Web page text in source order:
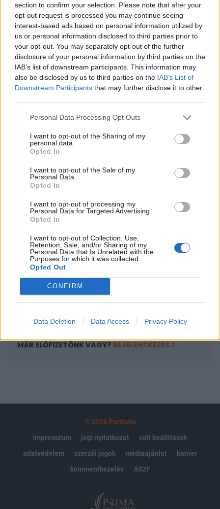
section to confirm your selection. Please note that after your
opt-out request is processed you may continue seeing
interest-based ads based on personal information utilized by
us or personal information disclosed to third parties prior to
your opt-out. You may separately opt-out of the further
disclosure of your personal information by third parties on the
IAB’s list of downstream participants. This information may
also be disclosed by us to third parties on the IAB’s List of
Downstream Participants that may further disclose it to other
Personal Data Processing Opt Outs
I want to opt-out of the Sharing of my
personal data.
Opted In
I want to opt-out of the Sale of my
Personal Data.
Opted In
I want to opt-out of processing my
Personal Data for Targeted Advertising.
Opted In
I want to opt-out of Collection, Use,
Retention, Sale, and/or Sharing of my
Personal Data that Is Unrelated with the
Purposes for which it was collected.
Opted Out
CONFIRM
Data Deletion Data Access Privacy Policy
A kínai milliárdosok körében nem túl gyakori,
hogy jachtokat vásárolnak, annál szívesebben
fektetnek viszont jachtgyártó cégekbe. A világ
vezető jachtgyártó cégei közül idén kettő került
kínai kézbe.
Újabb és újabb szektorokban szereznek jelentős befolyást
ingatlanfejlesztő például nyáron szerezte meg a brit
Sunseeker egyébként arról lett ismert, hogy ő gyártotta a
Quantom csendje című James Bond filmben...
KEDVES OLVASÓNK!
A keresett cikk a portfolio.hu hírarchívumához
tartozik, melynek olvasása előfizetéses
Az előfizetés a következőket tartalmazza:
Portfolio.hu teljes cikkarchívum
Kötéslisták: BÉT elmúlt 2 év napon belüli
kötéslistái
MÁR ELŐFIZETŐNK VAGY? BEJELENTKEZÉS
© 2026 Portfolio
impresszum
jogi nyilatkozat
süti beállítások
adatvédelem
szerzői jogok médiaajánlat
karrier
kommentkezelés
ÁSZF